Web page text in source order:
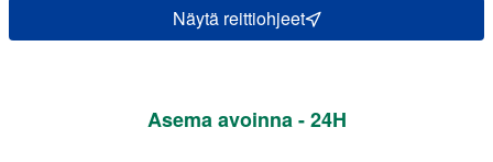
Asema avoinna - 24H
Näytä reittiohjeet